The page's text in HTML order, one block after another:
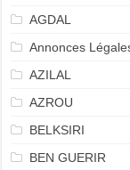
AGDAL
Annonces
AZILAL
AZROU
BELKSIRI
BEN GUERIR